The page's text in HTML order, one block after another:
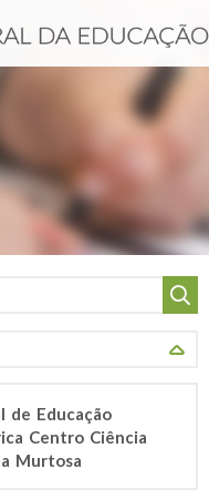
de Educação
Centro Ciência
Murtosa